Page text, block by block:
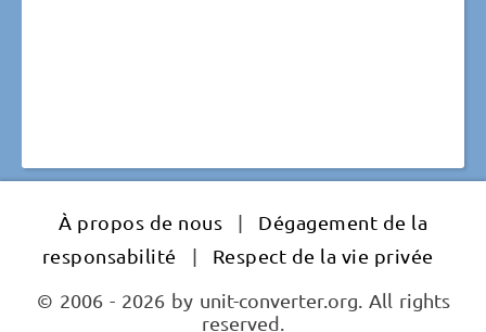
À propos de nous |
Dégagement de la
responsabilité
|
Respect de la vie privée
© 2006 - 2026 by unit-converter.org. All rights
reserved.